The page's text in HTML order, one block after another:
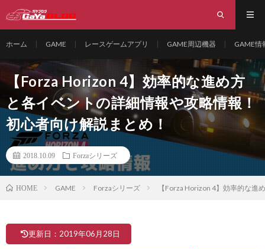
ホーム GAME レースゲームアプリ GAME周辺機器 GAME情
【Forza Horizon 4】効率的な進め方
と各イベントの詳細情報や攻略情報！
初心者向け解説まとめ！
2018.10.09 Forzaシリーズ
HOME GAME Forzaシリーズ 【Forza Horizon 4】効率的な進
更新日：2019年06月28日